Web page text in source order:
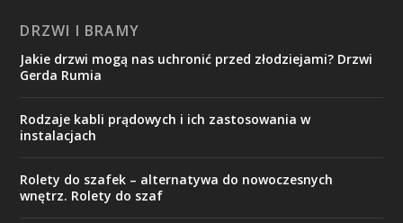
DRZWI I BRAMY
Jakie drzwi mogą nas uchronić przed złodziejami? Drzwi
Gerda Rumia
Rodzaje kabli prądowych i ich zastosowania w
instalacjach
Rolety do szafek – alternatywa do nowoczesnych
wnętrz. Rolety do szaf